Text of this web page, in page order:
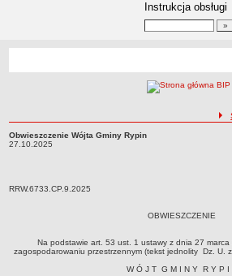
Instrukcja obsługi
Lokalizacja
Związki i stowarzyszenia
Realizacja zadań publicznych
Rejestr zbiorów danych osobowych
Obwieszczenie Wójta Gminy Rypin27.10.2025
Obwieszczenie Wójta Gminy Rypin
27.10.2025
RRW.6733.CP.9.2025
OBWIESZCZENIE
Na podstawie art. 53 ust. 1 ustawy z dnia 27
zagospodarowaniu przestrzennym (tekst jednolity Dz. U.
W Ó J T G M I N Y R Y P I